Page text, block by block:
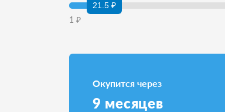
21.5 ₽
1 ₽
Окупится через
9 месяцев